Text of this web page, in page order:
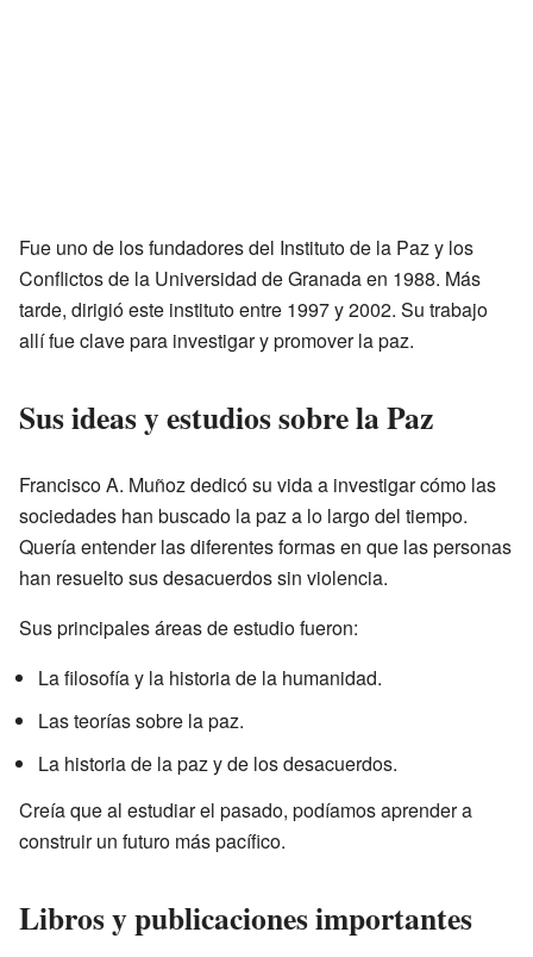
Fue uno de los fundadores del Instituto de la Paz y los
Conflictos de la Universidad de Granada en 1988. Más
tarde, dirigió este instituto entre 1997 y 2002. Su trabajo
allí fue clave para investigar y promover la paz.
Sus ideas y estudios sobre la Paz
Francisco A. Muñoz dedicó su vida a investigar cómo las
sociedades han buscado la paz a lo largo del tiempo.
Quería entender las diferentes formas en que las personas
han resuelto sus desacuerdos sin violencia.
Sus principales áreas de estudio fueron:
La filosofía y la historia de la humanidad.
Las teorías sobre la paz.
La historia de la paz y de los desacuerdos.
Creía que al estudiar el pasado, podíamos aprender a
construir un futuro más pacífico.
Libros y publicaciones importantes